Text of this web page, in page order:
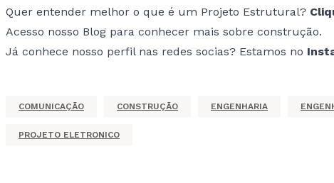
Quer entender melhor o que é um Projeto Estrutural?
Acesso nosso Blog para conhecer mais sobre construção.
Já conhece nosso perfil nas redes socias? Estamos no
COMUNICAÇÃO CONSTRUÇÃO ENGENHARIA
PROJETO ELETRONICO